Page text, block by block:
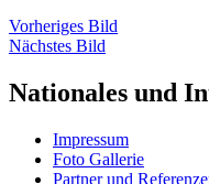
Vorheriges Bild
Nächstes Bild
Nationales und
Impressum
Foto Gallerie
Partner und